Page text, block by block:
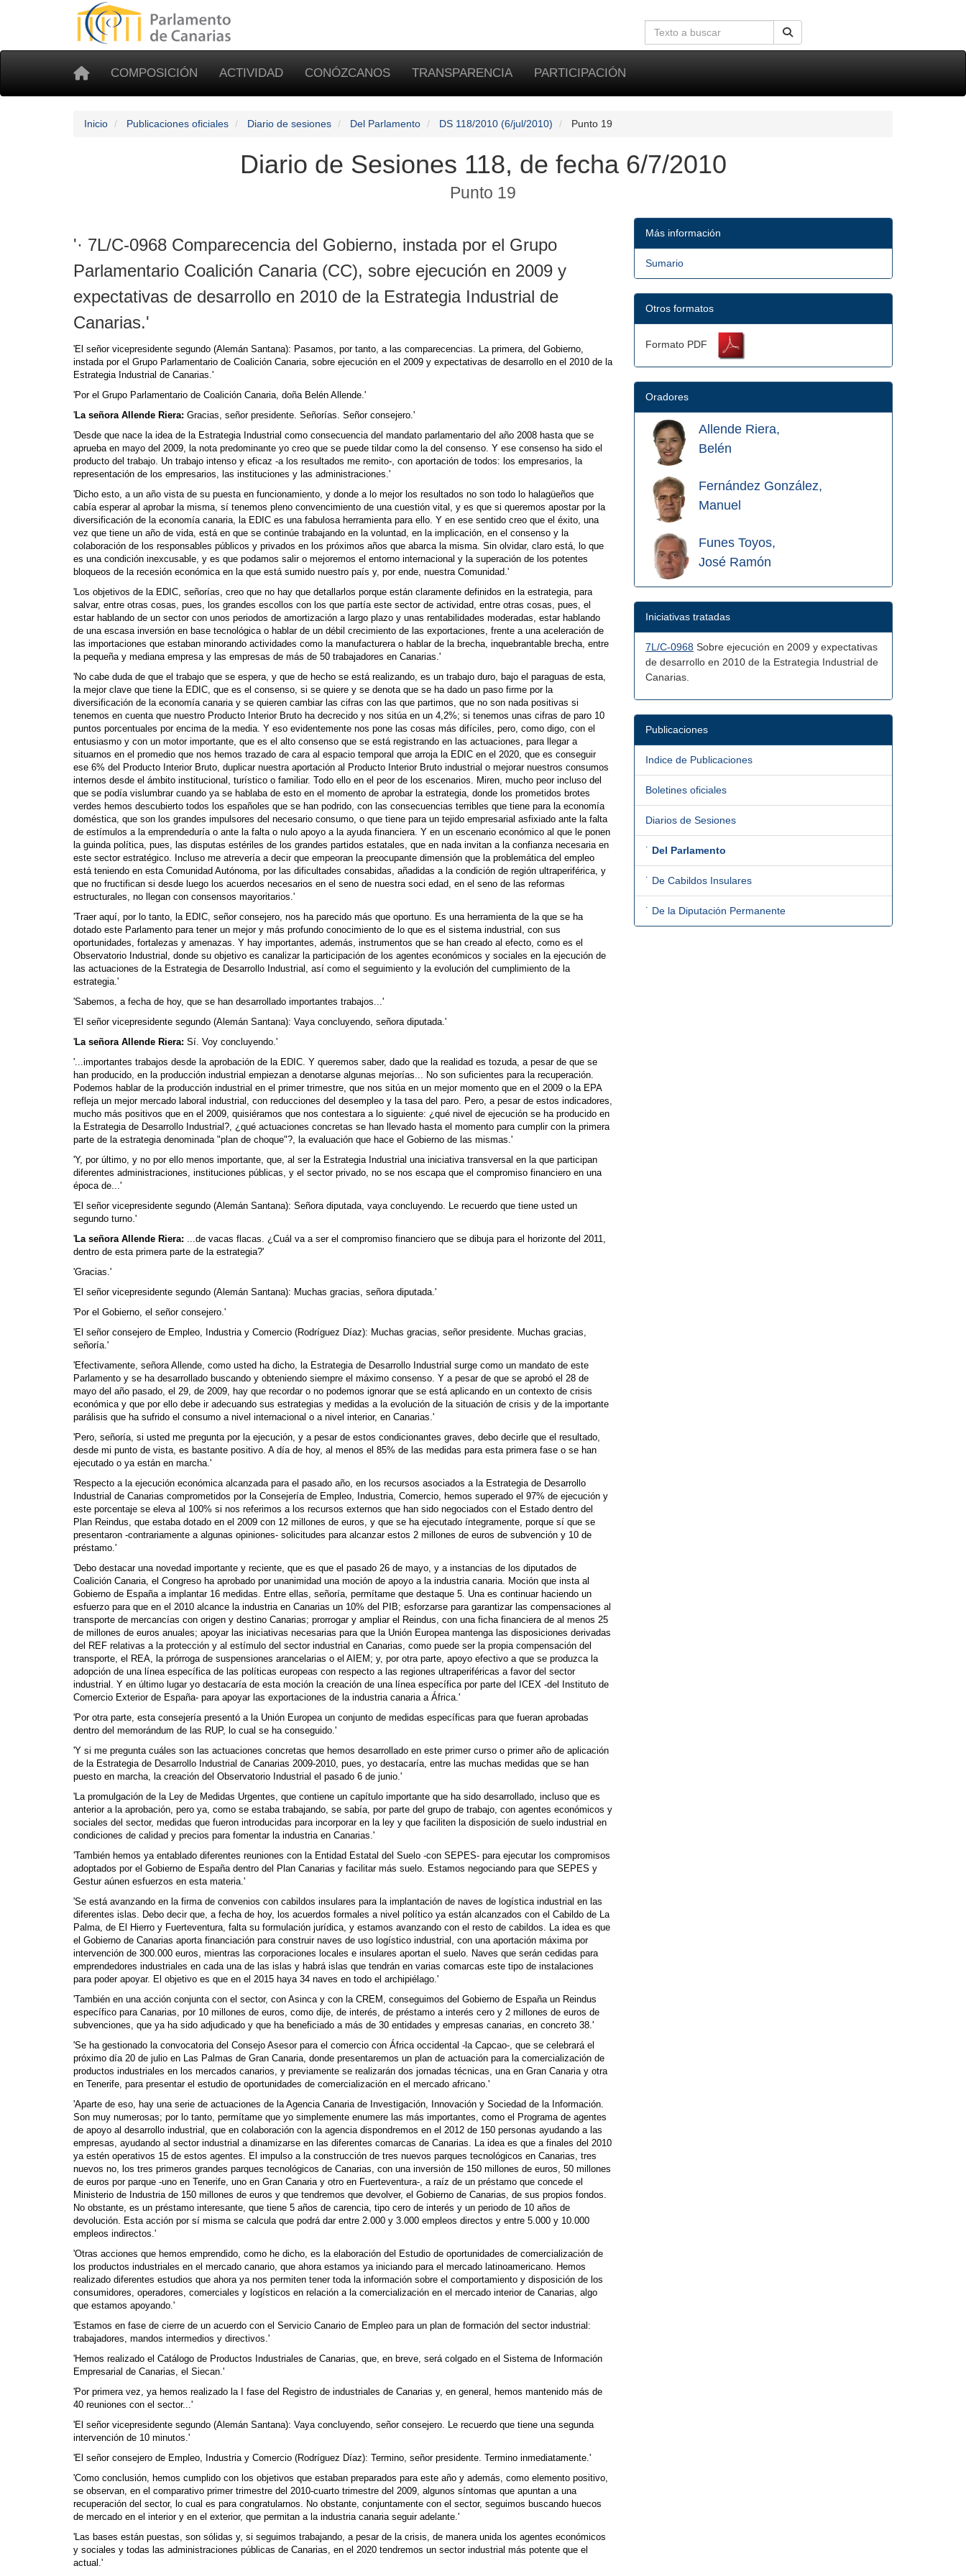
COMPOSICIÓN ACTIVIDAD CONÓZCANOS TRANSPARENCIA PARTICIPACIÓN
Inicio Publicaciones oficiales Diario de sesiones Del Parlamento DS 118/2010 (6/jul/2010) Punto 19
Diario de Sesiones 118, de fecha 6/7/2010
Punto 19
'· 7L/C-0968 Comparecencia del Gobierno, instada por el Grupo
Parlamentario Coalición Canaria (CC), sobre ejecución en 2009 y
expectativas de desarrollo en 2010 de la Estrategia Industrial de
Canarias.'
'El señor vicepresidente segundo (Alemán Santana): Pasamos, por tanto, a las comparecencias. La primera, del Gobierno,
instada por el Grupo Parlamentario de Coalición Canaria, sobre ejecución en el 2009 y expectativas de desarrollo en el 2010 de la
Estrategia Industrial de Canarias.'
'Por el Grupo Parlamentario de Coalición Canaria, doña Belén Allende.'
'La señora Allende Riera: Gracias, señor presidente. Señorías. Señor consejero.'
'Desde que nace la idea de la Estrategia Industrial como consecuencia del mandato parlamentario del año 2008 hasta que se
aprueba en mayo del 2009, la nota predominante yo creo que se puede tildar como la del consenso. Y ese consenso ha sido el
producto del trabajo. Un trabajo intenso y eficaz -a los resultados me remito-, con aportación de todos: los empresarios, la
representación de los empresarios, las instituciones y las administraciones.'
'Dicho esto, a un año vista de su puesta en funcionamiento, y donde a lo mejor los resultados no son todo lo halagüeños que
cabía esperar al aprobar la misma, sí tenemos pleno convencimiento de una cuestión vital, y es que si queremos apostar por la
diversificación de la economía canaria, la EDIC es una fabulosa herramienta para ello. Y en ese sentido creo que el éxito, una
vez que tiene un año de vida, está en que se continúe trabajando en la voluntad, en la implicación, en el consenso y la
colaboración de los responsables públicos y privados en los próximos años que abarca la misma. Sin olvidar, claro está, lo que
es una condición inexcusable, y es que podamos salir o mejoremos el entorno internacional y la superación de los potentes
bloqueos de la recesión económica en la que está sumido nuestro país y, por ende, nuestra Comunidad.'
'Los objetivos de la EDIC, señorías, creo que no hay que detallarlos porque están claramente definidos en la estrategia, para
salvar, entre otras cosas, pues, los grandes escollos con los que partía este sector de actividad, entre otras cosas, pues, el
estar hablando de un sector con unos periodos de amortización a largo plazo y unas rentabilidades moderadas, estar hablando
de una escasa inversión en base tecnológica o hablar de un débil crecimiento de las exportaciones, frente a una aceleración de
las importaciones que estaban minorando actividades como la manufacturera o hablar de la brecha, inquebrantable brecha, entre
la pequeña y mediana empresa y las empresas de más de 50 trabajadores en Canarias.'
'No cabe duda de que el trabajo que se espera, y que de hecho se está realizando, es un trabajo duro, bajo el paraguas de esta,
la mejor clave que tiene la EDIC, que es el consenso, si se quiere y se denota que se ha dado un paso firme por la
diversificación de la economía canaria y se quieren cambiar las cifras con las que partimos, que no son nada positivas si
tenemos en cuenta que nuestro Producto Interior Bruto ha decrecido y nos sitúa en un 4,2%; si tenemos unas cifras de paro 10
puntos porcentuales por encima de la media. Y eso evidentemente nos pone las cosas más difíciles, pero, como digo, con el
entusiasmo y con un motor importante, que es el alto consenso que se está registrando en las actuaciones, para llegar a
situarnos en el promedio que nos hemos trazado de cara al espacio temporal que arroja la EDIC en el 2020, que es conseguir
ese 6% del Producto Interior Bruto, duplicar nuestra aportación al Producto Interior Bruto industrial o mejorar nuestros consumos
internos desde el ámbito institucional, turístico o familiar. Todo ello en el peor de los escenarios. Miren, mucho peor incluso del
que se podía vislumbrar cuando ya se hablaba de esto en el momento de aprobar la estrategia, donde los prometidos brotes
verdes hemos descubierto todos los españoles que se han podrido, con las consecuencias terribles que tiene para la economía
doméstica, que son los grandes impulsores del necesario consumo, o que tiene para un tejido empresarial asfixiado ante la falta
de estímulos a la emprendeduría o ante la falta o nulo apoyo a la ayuda financiera. Y en un escenario económico al que le ponen
la guinda política, pues, las disputas estériles de los grandes partidos estatales, que en nada invitan a la confianza necesaria en
este sector estratégico. Incluso me atrevería a decir que empeoran la preocupante dimensión que la problemática del empleo
está teniendo en esta Comunidad Autónoma, por las dificultades consabidas, añadidas a la condición de región ultraperiférica, y
que no fructifican si desde luego los acuerdos necesarios en el seno de nuestra soci edad, en el seno de las reformas
estructurales, no llegan con consensos mayoritarios.'
'Traer aquí, por lo tanto, la EDIC, señor consejero, nos ha parecido más que oportuno. Es una herramienta de la que se ha
dotado este Parlamento para tener un mejor y más profundo conocimiento de lo que es el sistema industrial, con sus
oportunidades, fortalezas y amenazas. Y hay importantes, además, instrumentos que se han creado al efecto, como es el
Observatorio Industrial, donde su objetivo es canalizar la partici­pación de los agentes económicos y sociales en la ejecución de
las actuaciones de la Estrategia de Desarrollo Industrial, así como el seguimiento y la evolución del cumplimiento de la
estrategia.'
'Sabemos, a fecha de hoy, que se han desarrollado importantes trabajos...'
'El señor vicepresidente segundo (Alemán Santana): Vaya concluyendo, señora diputada.'
'La señora Allende Riera: Sí. Voy concluyendo.'
'...importantes trabajos desde la aprobación de la EDIC. Y queremos saber, dado que la realidad es tozuda, a pesar de que se
han producido, en la producción industrial empiezan a denotarse algunas mejorías... No son suficientes para la recuperación.
Podemos hablar de la producción industrial en el primer trimestre, que nos sitúa en un mejor momento que en el 2009 o la EPA
refleja un mejor mercado laboral industrial, con reducciones del desempleo y la tasa del paro. Pero, a pesar de estos indicadores,
mucho más positivos que en el 2009, quisiéramos que nos contestara a lo siguiente: ¿qué nivel de ejecución se ha producido en
la Estrategia de Desarrollo Industrial?, ¿qué actuaciones concretas se han llevado hasta el momento para cumplir con la primera
parte de la estrategia denominada "plan de choque"?, la evaluación que hace el Gobierno de las mismas.'
'Y, por último, y no por ello menos importante, que, al ser la Estrategia Industrial una iniciativa transversal en la que participan
diferentes adminis­traciones, instituciones públicas, y el sector privado, no se nos escapa que el compromiso financiero en una
época de...'
'El señor vicepresidente segundo (Alemán Santana): Señora diputada, vaya concluyendo. Le recuerdo que tiene usted un
segundo turno.'
'La señora Allende Riera: ...de vacas flacas. ¿Cuál va a ser el compromiso financiero que se dibuja para el horizonte del 2011,
dentro de esta primera parte de la estrategia?'
'Gracias.'
'El señor vicepresidente segundo (Alemán Santana): Muchas gracias, señora diputada.'
'Por el Gobierno, el señor consejero.'
'El señor consejero de Empleo, Industria y Comercio (Rodríguez Díaz): Muchas gracias, señor presidente. Muchas gracias,
señoría.'
'Efectivamente, señora Allende, como usted ha dicho, la Estrategia de Desarrollo Industrial surge como un mandato de este
Parlamento y se ha desarrollado buscando y obteniendo siempre el máximo consenso. Y a pesar de que se aprobó el 28 de
mayo del año pasado, el 29, de 2009, hay que recordar o no podemos ignorar que se está aplicando en un contexto de crisis
económica y que por ello debe ir adecuando sus estrategias y medidas a la evolución de la situación de crisis y de la importante
parálisis que ha sufrido el consumo a nivel internacional o a nivel interior, en Canarias.'
'Pero, señoría, si usted me pregunta por la ejecución, y a pesar de estos condicionantes graves, debo decirle que el resultado,
desde mi punto de vista, es bastante positivo. A día de hoy, al menos el 85% de las medidas para esta primera fase o se han
ejecutado o ya están en marcha.'
'Respecto a la ejecución económica alcanzada para el pasado año, en los recursos asociados a la Estrategia de Desarrollo
Industrial de Canarias comprometidos por la Consejería de Empleo, Industria, Comercio, hemos superado el 97% de ejecución y
este porcentaje se eleva al 100% si nos referimos a los recursos externos que han sido negociados con el Estado dentro del
Plan Reindus, que estaba dotado en el 2009 con 12 millones de euros, y que se ha ejecutado íntegramente, porque sí que se
presentaron -contrariamente a algunas opiniones- solicitudes para alcanzar estos 2 millones de euros de subvención y 10 de
préstamo.'
'Debo destacar una novedad importante y reciente, que es que el pasado 26 de mayo, y a instancias de los diputados de
Coalición Canaria, el Congreso ha aprobado por unanimidad una moción de apoyo a la industria canaria. Moción que insta al
Gobierno de España a implantar 16 medidas. Entre ellas, señoría, permítame que destaque 5. Una es continuar haciendo un
esfuerzo para que en el 2010 alcance la industria en Canarias un 10% del PIB; esforzarse para garantizar las compensaciones al
transporte de mercancías con origen y destino Canarias; prorrogar y ampliar el Reindus, con una ficha financiera de al menos 25
de millones de euros anuales; apoyar las iniciativas necesarias para que la Unión Europea mantenga las disposiciones derivadas
del REF relativas a la protección y al estímulo del sector industrial en Canarias, como puede ser la propia compensación del
transporte, el REA, la prórroga de suspensiones arancelarias o el AIEM; y, por otra parte, apoyo efectivo a que se produzca la
adopción de una línea específica de las políticas europeas con respecto a las regiones ultraperiféricas a favor del sector
industrial. Y en último lugar yo destacaría de esta moción la creación de una línea específica por parte del ICEX -del Instituto de
Comercio Exterior de España- para apoyar las exportaciones de la industria canaria a África.'
'Por otra parte, esta consejería presentó a la Unión Europea un conjunto de medidas específicas para que fueran aprobadas
dentro del memorándum de las RUP, lo cual se ha conseguido.'
'Y si me pregunta cuáles son las actuaciones concretas que hemos desarrollado en este primer curso o primer año de aplicación
de la Estrategia de Desarrollo Industrial de Canarias 2009-2010, pues, yo destacaría, entre las muchas medidas que se han
puesto en marcha, la creación del Observatorio Industrial el pasado 6 de junio.'
'La promulgación de la Ley de Medidas Urgentes, que contiene un capítulo importante que ha sido desarrollado, incluso que es
anterior a la aprobación, pero ya, como se estaba trabajando, se sabía, por parte del grupo de trabajo, con agentes económicos y
sociales del sector, medidas que fueron introducidas para incorporar en la ley y que faciliten la disposición de suelo industrial en
condiciones de calidad y precios para fomentar la industria en Canarias.'
'También hemos ya entablado diferentes reuniones con la Entidad Estatal del Suelo -con SEPES- para ejecutar los compromisos
adoptados por el Gobierno de España dentro del Plan Canarias y facilitar más suelo. Estamos negociando para que SEPES y
Gestur aúnen esfuerzos en esta materia.'
'Se está avanzando en la firma de convenios con cabildos insulares para la implantación de naves de logística industrial en las
diferentes islas. Debo decir que, a fecha de hoy, los acuerdos formales a nivel político ya están alcanzados con el Cabildo de La
Palma, de El Hierro y Fuerteventura, falta su formulación jurídica, y estamos avanzando con el resto de cabildos. La idea es que
el Gobierno de Canarias aporta financiación para construir naves de uso logístico industrial, con una aportación máxima por
intervención de 300.000 euros, mientras las corporaciones locales e insulares aportan el suelo. Naves que serán cedidas para
emprendedores industriales en cada una de las islas y habrá islas que tendrán en varias comarcas este tipo de instalaciones
para poder apoyar. El objetivo es que en el 2015 haya 34 naves en todo el archipiélago.'
'También en una acción conjunta con el sector, con Asinca y con la CREM, conseguimos del Gobierno de España un Reindus
específico para Canarias, por 10 millones de euros, como dije, de interés, de préstamo a interés cero y 2 millones de euros de
subvenciones, que ya ha sido adjudicado y que ha beneficiado a más de 30 entidades y empresas canarias, en concreto 38.'
'Se ha gestionado la convocatoria del Consejo Asesor para el comercio con África occidental -la Capcao-, que se celebrará el
próximo día 20 de julio en Las Palmas de Gran Canaria, donde presentaremos un plan de actuación para la comercialización de
productos industriales en los mercados canarios, y previamente se realizarán dos jornadas técnicas, una en Gran Canaria y otra
en Tenerife, para presentar el estudio de oportunidades de comercialización en el mercado africano.'
'Aparte de eso, hay una serie de actuaciones de la Agencia Canaria de Investigación, Innovación y Sociedad de la Información.
Son muy numerosas; por lo tanto, permítame que yo simplemente enumere las más importantes, como el Programa de agentes
de apoyo al desarrollo industrial, que en colaboración con la agencia dispondremos en el 2012 de 150 personas ayudando a las
empresas, ayudando al sector industrial a dinamizarse en las diferentes comarcas de Canarias. La idea es que a finales del 2010
ya estén operativos 15 de estos agentes. El impulso a la construcción de tres nuevos parques tecnológicos en Canarias, tres
nuevos no, los tres primeros grandes parques tecnológicos de Canarias, con una inversión de 150 millones de euros, 50 millones
de euros por parque -uno en Tenerife, uno en Gran Canaria y otro en Fuerteventura-, a raíz de un préstamo que concede el
Ministerio de Industria de 150 millones de euros y que tendremos que devolver, el Gobierno de Canarias, de sus propios fondos.
No obstante, es un préstamo interesante, que tiene 5 años de carencia, tipo cero de interés y un periodo de 10 años de
devolución. Esta acción por sí misma se calcula que podrá dar entre 2.000 y 3.000 empleos directos y entre 5.000 y 10.000
empleos indirectos.'
'Otras acciones que hemos emprendido, como he dicho, es la elaboración del Estudio de oportunidades de comercialización de
los productos industriales en el mercado canario, que ahora estamos ya iniciando para el mercado latinoamericano. Hemos
realizado diferentes estudios que ahora ya nos permiten tener toda la información sobre el com­por­ta­miento y disposición de los
consumidores, operadores, comerciales y logísticos en relación a la comercialización en el mercado interior de Canarias, algo
que estamos apoyando.'
'Estamos en fase de cierre de un acuerdo con el Servicio Canario de Empleo para un plan de forma­ción del sector industrial:
trabajadores, mandos intermedios y directivos.'
'Hemos realizado el Catálogo de Productos Industriales de Canarias, que, en breve, será colgado en el Sistema de Información
Empresarial de Canarias, el Siecan.'
'Por primera vez, ya hemos realizado la I fase del Registro de industriales de Canarias y, en general, hemos mantenido más de
40 reuniones con el sector...'
'El señor vicepresidente segundo (Alemán Santana): Vaya concluyendo, señor consejero. Le recuerdo que tiene una segunda
intervención de 10 minutos.'
'El señor consejero de Empleo, Industria y Comercio (Rodríguez Díaz): Termino, señor presidente. Termino inmediatamente.'
'Como conclusión, hemos cumplido con los objetivos que estaban preparados para este año y además, como elemento positivo,
se observan, en el comparativo primer trimestre del 2010-cuarto trimestre del 2009, algunos síntomas que apuntan a una
recuperación del sector, lo cual es para congratularnos. No obstante, conjuntamente con el sector, seguimos buscando huecos
de mercado en el interior y en el exterior, que permitan a la industria canaria seguir adelante.'
'Las bases están puestas, son sólidas y, si seguimos trabajando, a pesar de la crisis, de manera unida los agentes económicos
y sociales y todas las administraciones públicas de Canarias, en el 2020 tendremos un sector industrial más potente que el
actual.'
Más información
Sumario
Otros formatos
Formato PDF
Oradores
Allende Riera,
Belén
Fernández González,
Manuel
Funes Toyos,
José Ramón
Iniciativas tratadas
7L/C-0968 Sobre ejecución en 2009 y expectativas
de desarrollo en 2010 de la Estrategia Industrial de
Canarias.
Publicaciones
Indice de Publicaciones
Boletines oficiales
Diarios de Sesiones
˙ Del Parlamento
˙ De Cabildos Insulares
˙ De la Diputación Permanente